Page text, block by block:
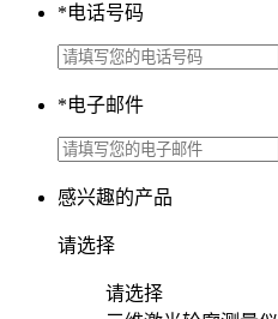
*电话号码
*电子邮件
感兴趣的产品
请选择
请选择